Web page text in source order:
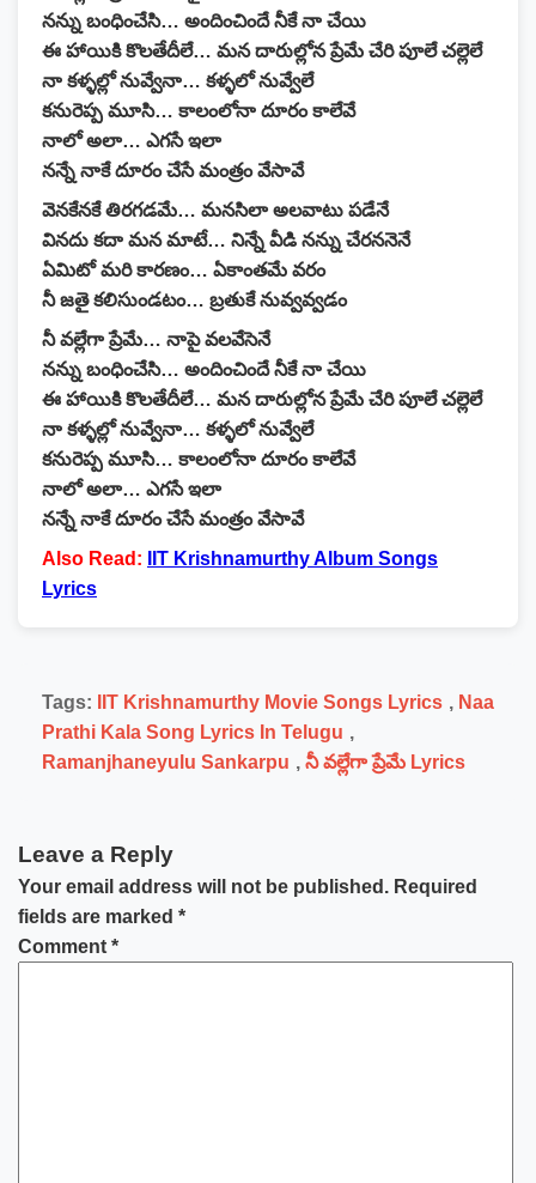
నన్ను బంధించేసి… అందించిందే నీకే నా చేయి
ఈ హాయికి కొలతేదీలే… మన దారుల్లోన ప్రేమే చేరి పూలే చల్లెలే
నా కళ్ళల్లో నువ్వేనా… కళ్ళలో నువ్వేలే
కనురెప్ప మూసి… కాలంలోనా దూరం కాలేవే
నాలో అలా… ఎగసే ఇలా
నన్నే నాకే దూరం చేసే మంత్రం వేసావే
వెనకేనకే తిరగడమే… మనసిలా అలవాటు పడేనే
వినదు కదా మన మాటే… నిన్నే వీడి నన్ను చేరననెనే
ఏమిటో మరి కారణం… ఏకాంతమే వరం
నీ జతై కలిసుండటం… బ్రతుకే నువ్వవ్వడం
నీ వల్లేగా ప్రేమే… నాపై వలవేసెనే
నన్ను బంధించేసి… అందించిందే నీకే నా చేయి
ఈ హాయికి కొలతేదీలే… మన దారుల్లోన ప్రేమే చేరి పూలే చల్లెలే
నా కళ్ళల్లో నువ్వేనా… కళ్ళలో నువ్వేలే
కనురెప్ప మూసి… కాలంలోనా దూరం కాలేవే
నాలో అలా… ఎగసే ఇలా
నన్నే నాకే దూరం చేసే మంత్రం వేసావే
Also Read:
IIT Krishnamurthy Album Songs
Lyrics
Tags: IIT Krishnamurthy Movie Songs Lyrics , Naa
Prathi Kala Song Lyrics In Telugu ,
Ramanjhaneyulu Sankarpu , నీ వల్లేగా ప్రేమే Lyrics
Leave a Reply
Your email address will not be published. Required
fields are marked *
Comment *